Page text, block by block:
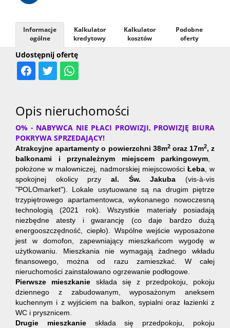
granicą
firmie
Udostępnij ofertę
Informacje
ogólne
Kalkulator
kredytowy
Kalkulator
kosztów
Podobne
oferty
Opis nieruchomości
O% - NABYWCA NIE PŁACI PROWIZJI, PROWIZJĘ BIURA
POKRYWA SPRZEDAJĄCY!
Atrakcyjne apartamentyo powierzchni 38m2 oraz 17m2, z
balkonami i przynależnym miejscem parkingowym,
położone w malowniczej, nadmorskiej miejscowości Łeba, w
spokojnej okolicy przy al. Św. Jakuba (vis-à-vis
"POLOmarket"). Lokale usytuowane są na drugim piętrze
trzypiętrowego apartamentowca, wykonanego nowoczesną
technologią (2021 rok). Wszystkie materiały posiadają
niezbędne atesty i gwarancję (co daje bardzo dużą
energooszczędność, ciepło). Wspólne wejście wyposażone
jest w domofon, zapewniający mieszkańcom wygodę w
użytkowaniu. Mieszkania nie wymagają żadnego wkładu
finansowego, można od razu zamieszkać. W całej
nieruchomości zainstalowano ogrzewanie podłogowe.
Pierwsze mieszkanie składa się z przedpokoju, pokoju
dziennego z zabudowanym, wyposażonym aneksem
kuchennym i z wyjściem na balkon, sypialni oraz łazienki z
WC i prysznicem.
Drugie mieszkanieskłada się przedpokoju, pokoju